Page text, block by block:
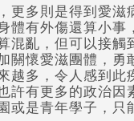
更多則是得到愛滋
體有外傷還算小事
混亂，但可以接觸
懷愛滋團體，勇
越多，令人感到此
許有更多的政治因
或是青年學子，只